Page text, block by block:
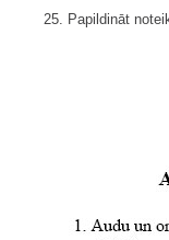
25. Papildināt